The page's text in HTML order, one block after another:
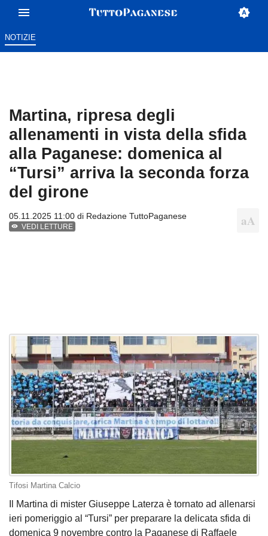
NOTIZIE
Martina, ripresa degli
allenamenti in vista della sfida
alla Paganese: domenica al
“Tursi” arriva la seconda forza
del girone
05.11.2025 11:00 di Redazione TuttoPaganese
VEDI LETTURE
Tifosi Martina Calcio
Il Martina di mister Giuseppe Laterza è tornato ad allenarsi
ieri pomeriggio al “Tursi” per preparare la delicata sfida di
domenica 9 novembre contro la Paganese di Raffaele